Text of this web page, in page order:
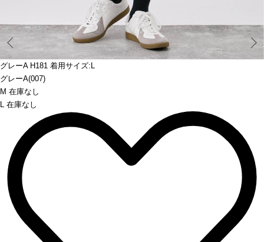
グレーA H181 着用サイズ:L
グレーA(007)
M 在庫なし
L 在庫なし